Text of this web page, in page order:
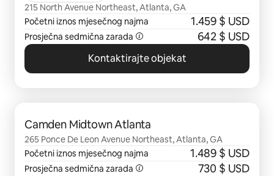
215 North Avenue Northeast, Atlanta, GA
Početni iznos mjesečnog najma
1.459 $ USD
Prosječna sedmična zarada 642 $ USD
Kontaktirajte objekat
Camden Midtown Atlanta
265 Ponce De Leon Avenue Northeast, Atlanta, GA
Početni iznos mjesečnog najma
1.489 $ USD
Prosječna sedmična zarada 730 $ USD